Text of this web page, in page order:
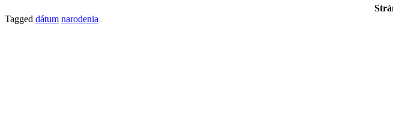
Tagged dátum narodenia